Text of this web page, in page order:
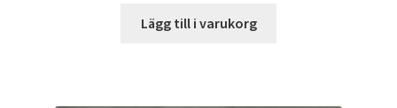
Lägg till i varukorg